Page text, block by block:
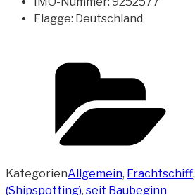
Flagge: Deutschland
KategorienAllgemein, Frachtschiff,
(Shipspotting), seit Baubeginn